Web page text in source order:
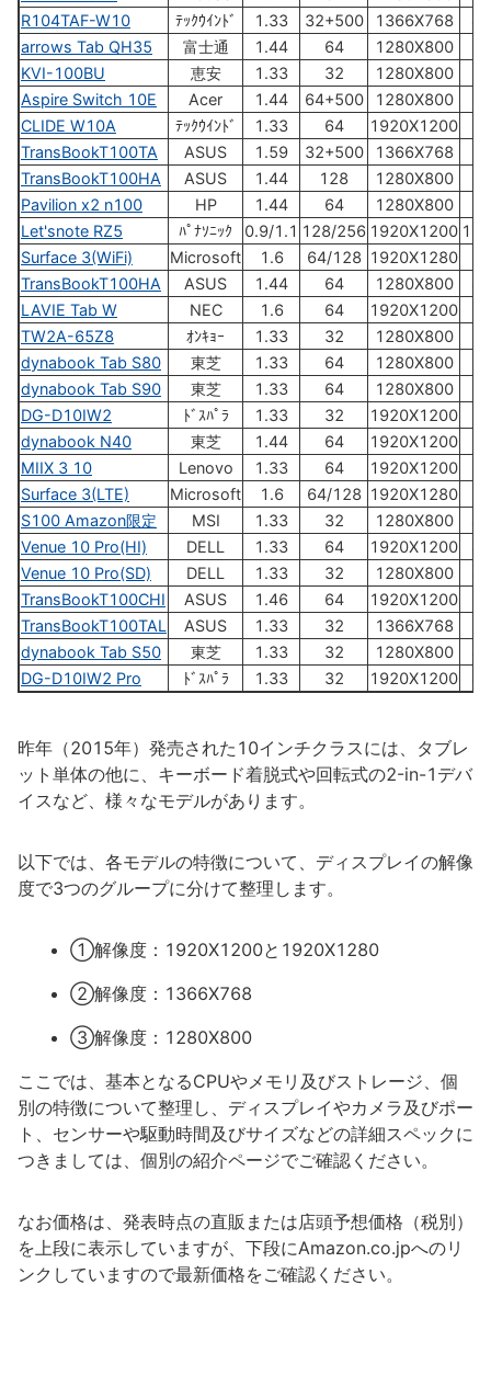
R104TAF-W10
ﾃｯｸｳｲﾝﾄﾞ 1.33 32+500 1366X768
arrows Tab QH35
富士通 1.44 64 1280X800
KVI-100BU
恵安 1.33 32 1280X800
Aspire Switch 10E
Acer 1.44 64+500 1280X800
CLIDE W10A
ﾃｯｸｳｲﾝﾄﾞ 1.33 64 1920X1200
TransBookT100TA
ASUS 1.59 32+500 1366X768
TransBookT100HA
ASUS 1.44 128 1280X800
Pavilion x2 n100
HP 1.44 64 1280X800
Let'snote RZ5
ﾊﾟﾅｿﾆｯｸ 0.9/1.1 128/256 1920X1200
Surface 3(WiFi)
Microsoft 1.6 64/128 1920X1280
TransBookT100HA
ASUS 1.44 64 1280X800
LAVIE Tab W
NEC 1.6 64 1920X1200
TW2A-65Z8
ｵﾝｷｮｰ 1.33 32 1280X800
dynabook Tab S80
東芝 1.33 64 1280X800
dynabook Tab S90
東芝 1.33 64 1280X800
DG-D10IW2
ﾄﾞｽﾊﾟﾗ 1.33 32 1920X1200
dynabook N40
東芝 1.44 64 1920X1200
MIIX 3 10
Lenovo 1.33 64 1920X1200
Surface 3(LTE)
Microsoft 1.6 64/128 1920X1280
S100 Amazon限定
MSI 1.33 32 1280X800
Venue 10 Pro(HI)
DELL 1.33 64 1920X1200
Venue 10 Pro(SD)
DELL 1.33 32 1280X800
TransBookT100CHI
ASUS 1.46 64 1920X1200
TransBookT100TAL
ASUS 1.33 32 1366X768
dynabook Tab S50
東芝 1.33 32 1280X800
DG-D10IW2 Pro
ﾄﾞｽﾊﾟﾗ 1.33 32 1920X1200
昨年（2015年）発売された10インチクラスには、タブレ
ット単体の他に、キーボード着脱式や回転式の2-in-1デバ
イスなど、様々なモデルがあります。
以下では、各モデルの特徴について、ディスプレイの解像
度で3つのグループに分けて整理します。
①解像度：1920X1200と1920X1280
②解像度：1366X768
③解像度：1280X800
ここでは、基本となるCPUやメモリ及びストレージ、個
別の特徴について整理し、ディスプレイやカメラ及びポー
ト、センサーや駆動時間及びサイズなどの詳細スペックに
つきましては、個別の紹介ページでご確認ください。
なお価格は、発表時点の直販または店頭予想価格（税別）
を上段に表示していますが、下段にAmazon.co.jpへのリ
ンクしていますので最新価格をご確認ください。